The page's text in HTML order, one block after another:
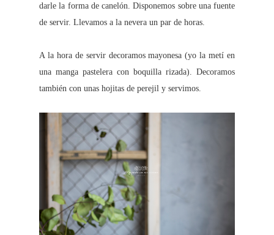
darle la forma de canelón. Disponemos sobre una fuente
de servir. Llevamos a la nevera un par de horas.
A la hora de servir decoramos mayonesa (yo la metí en
una manga pastelera con boquilla rizada). Decoramos
también con unas hojitas de perejil y servimos.